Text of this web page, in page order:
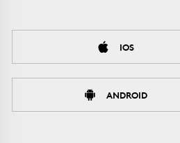
IOS
ANDROID